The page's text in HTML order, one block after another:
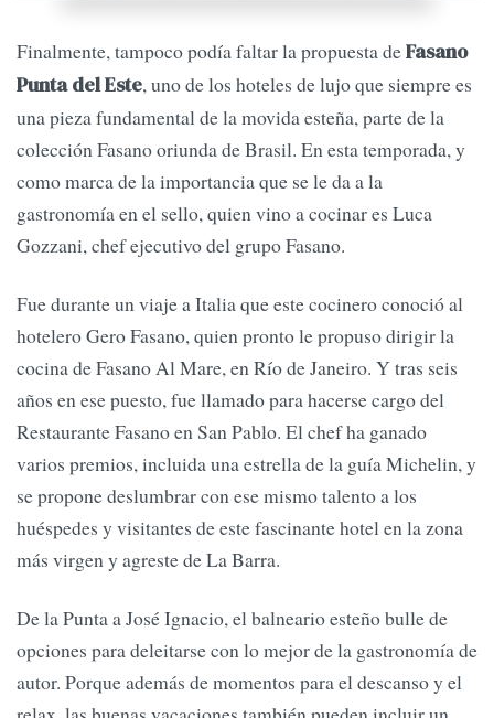
Finalmente, tampoco podía faltar la propuesta deFasano
Punta del Este, uno de los hoteles de lujo que siempre es
una pieza fundamental de la movida esteña, parte de la
colección Fasano oriunda de Brasil. En esta temporada, y
como marca de la importancia que se le da a la
gastronomía en el sello, quien vino a cocinar es Luca
Gozzani, chef ejecutivo del grupo Fasano.
Fue durante un viaje a Italia que este cocinero conoció al
hotelero Gero Fasano, quien pronto le propuso dirigir la
cocina de Fasano Al Mare, en Río de Janeiro. Y tras seis
años en ese puesto, fue llamado para hacerse cargo del
Restaurante Fasano en San Pablo. El chef ha ganado
varios premios, incluida una estrella de la guía Michelin, y
se propone deslumbrar con ese mismo talento a los
huéspedes y visitantes de este fascinante hotel en la zona
más virgen y agreste de La Barra.
De la Punta a José Ignacio, el balneario esteño bulle de
opciones para deleitarse con lo mejor de la gastronomía de
autor. Porque además de momentos para el descanso y el